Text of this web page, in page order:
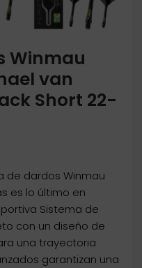
Winmau
van
Short 22-
de dardos Winmau
es lo último en
Sistema de
con un diseño de
una trayectoria
garantizan una